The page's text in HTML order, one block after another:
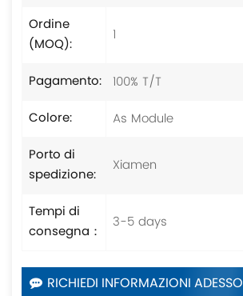
Ordine
(MOQ):
1
Pagamento: 100% T/T
Colore:
As Module
Porto di
spedizione:
Xiamen
Tempi di
consegna：
3-5 days
RICHIEDI INFORMAZIONI ADESSO